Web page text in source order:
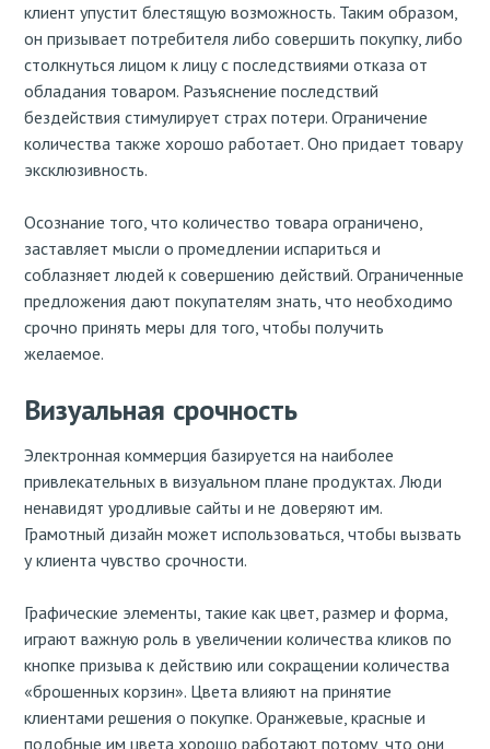
клиент упустит блестящую возможность. Таким образом,
он призывает потребителя либо совершить покупку, либо
столкнуться лицом к лицу с последствиями отказа от
обладания товаром. Разъяснение последствий
бездействия стимулирует страх потери. Ограничение
количества также хорошо работает. Оно придает товару
эксклюзивность.
Осознание того, что количество товара ограничено,
заставляет мысли о промедлении испариться и
соблазняет людей к совершению действий. Ограниченные
предложения дают покупателям знать, что необходимо
срочно принять меры для того, чтобы получить
желаемое.
Визуальная срочность
Электронная коммерция базируется на наиболее
привлекательных в визуальном плане продуктах. Люди
ненавидят уродливые сайты и не доверяют им.
Грамотный дизайн может использоваться, чтобы вызвать
у клиента чувство срочности.
Графические элементы, такие как цвет, размер и форма,
играют важную роль в увеличении количества кликов по
кнопке призыва к действию или сокращении количества
«брошенных корзин». Цвета влияют на принятие
клиентами решения о покупке. Оранжевые, красные и
подобные им цвета хорошо работают потому, что они